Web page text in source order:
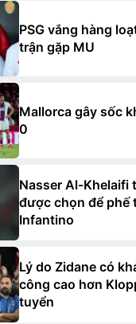
PSG vắng hàng
trận gặp MU
Mallorca gây sốc
0
Nasser Al-Khelaifi
được chọn để phế
Infantino
Lý do Zidane có
công cao hơn
tuyển